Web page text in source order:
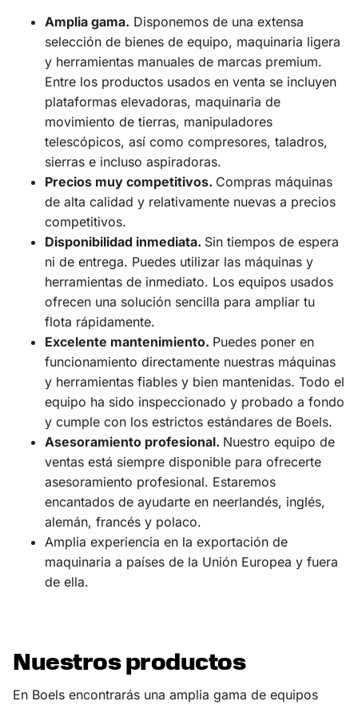
Amplia gama. Disponemos de una extensa
selección de bienes de equipo, maquinaria ligera
y herramientas manuales de marcas premium.
Entre los productos usados en venta se incluyen
plataformas elevadoras, maquinaria de
movimiento de tierras, manipuladores
telescópicos, así como compresores, taladros,
sierras e incluso aspiradoras.
Precios muy competitivos. Compras máquinas
de alta calidad y relativamente nuevas a precios
competitivos.
Disponibilidad inmediata. Sin tiempos de espera
ni de entrega. Puedes utilizar las máquinas y
herramientas de inmediato. Los equipos usados
ofrecen una solución sencilla para ampliar tu
flota rápidamente.
Excelente mantenimiento. Puedes poner en
funcionamiento directamente nuestras máquinas
y herramientas fiables y bien mantenidas. Todo el
equipo ha sido inspeccionado y probado a fondo
y cumple con los estrictos estándares de Boels.
Asesoramiento profesional. Nuestro equipo de
ventas está siempre disponible para ofrecerte
asesoramiento profesional. Estaremos
encantados de ayudarte en neerlandés, inglés,
alemán, francés y polaco.
Amplia experiencia en la exportación de
maquinaria a países de la Unión Europea y fuera
de ella.
Nuestros productos
En Boels encontrarás una amplia gama de equipos